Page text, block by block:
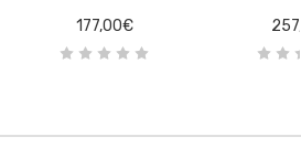
177,00€